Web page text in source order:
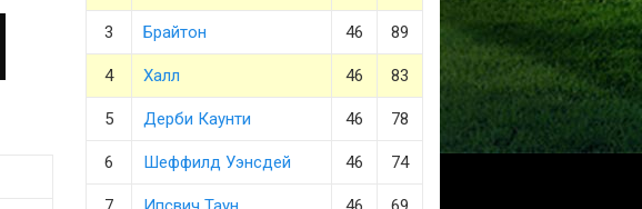
3 Брайтон 46 89
4 Халл 46 83
5 Дерби Каунти 46 78
6 Шеффилд Уэнсдей 46 74